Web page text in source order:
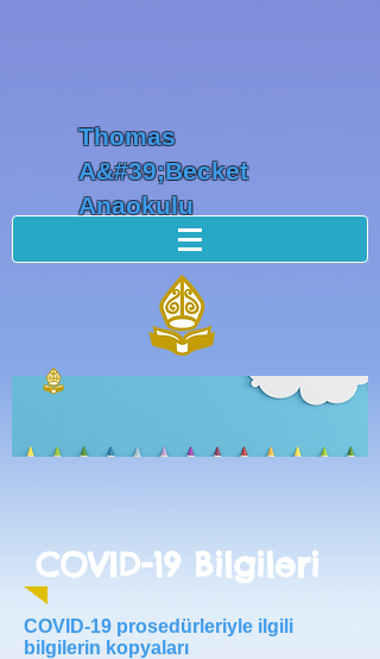
Thomas
A&#39;Becket
Anaokulu
COVID-19 Bilgileri
COVID-19 prosedürleriyle ilgili
bilgilerin kopyaları